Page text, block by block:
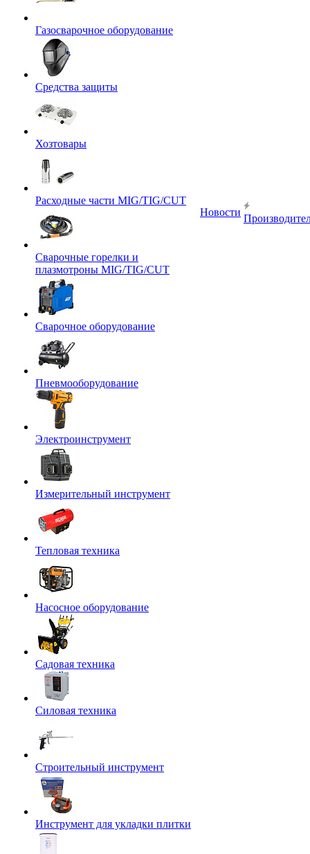
Газосварочное оборудование
Средства защиты
Хозтовары
Расходные части MIG/TIG/CUT
Сварочные горелки и
плазмотроны MIG/TIG/CUT
Сварочное оборудование
Пневмооборудование
Электроинструмент
Измерительный инструмент
Тепловая техника
Насосное оборудование
Садовая техника
Силовая техника
Строительный инструмент
Инструмент для укладки плитки
Новости